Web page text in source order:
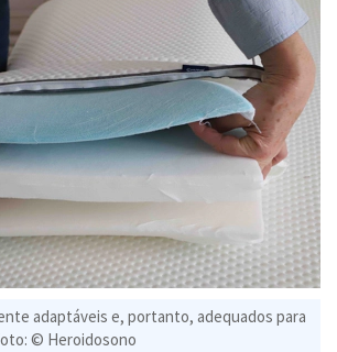
adaptáveis e, portanto, adequados para
© Heroidosono